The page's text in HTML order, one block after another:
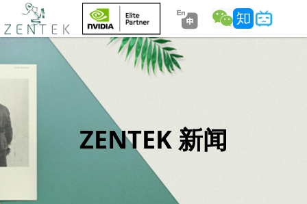
ZENTEK 新闻